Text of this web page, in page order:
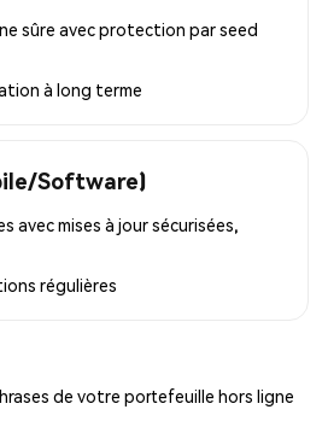
sûre avec protection par seed
à long terme
Software)
avec mises à jour sécurisées,
régulières
de votre portefeuille hors ligne